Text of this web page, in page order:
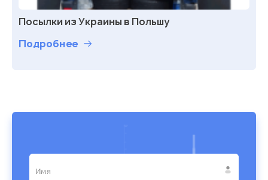
Посылки из Украины в Польшу
Подробнее